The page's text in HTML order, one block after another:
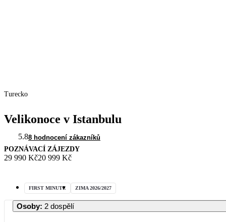
Turecko
Velikonoce v Istanbulu
5.88 hodnocení zákazníků
POZNÁVACÍ ZÁJEZDY
29 990 Kč20 999 Kč
FIRST MINUTE ZIMA 2026/2027
Osoby: 2 dospělí